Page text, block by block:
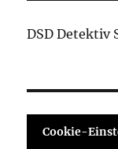
DSD Detektiv
Cookie-